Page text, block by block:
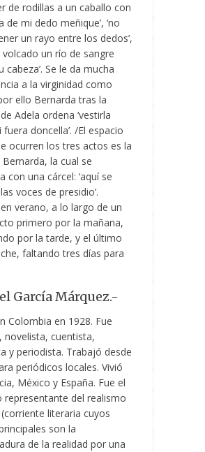
de rodillas a un caballo con
de mi dedo meñique’, ‘no
un rayo entre los dedos’,
volcado un río de sangre
cabeza’. Se le da mucha
a la virginidad como
ello Bernarda tras la
Adela ordena ‘vestirla
doncella’. /El espacio
ocurren los tres actos es la
la cual se
con una cárcel: ‘aquí se
voces de presidio’.
verano, a lo largo de un
primero por la mañana,
por la tarde, y el último
faltando tres días para
García Márquez.-
Colombia en 1928. Fue
novelista, cuentista,
y periodista. Trabajó desde
periódicos locales. Vivió
México y España. Fue el
representante del realismo
literaria cuyos
son la
de la realidad por una